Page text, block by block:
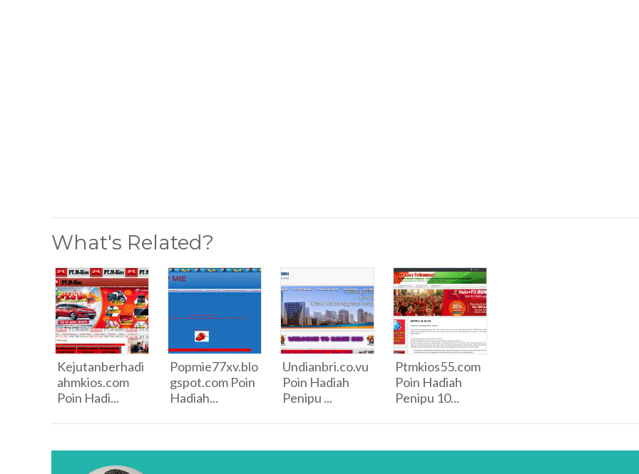
What's Related?
Kejutanberhadi
ahmkios.com
Poin Hadi...
Popmie77xv.blo
gspot.com Poin
Hadiah...
Undianbri.co.vu
Poin Hadiah
Penipu ...
Ptmkios55.com
Poin Hadiah
Penipu 10...